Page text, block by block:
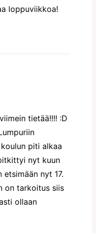
loppuviikkoa!
tietää!!!! :D
piti alkaa
nyt kuun
etsimään nyt 17.
on tarkoitus siis
ollaan